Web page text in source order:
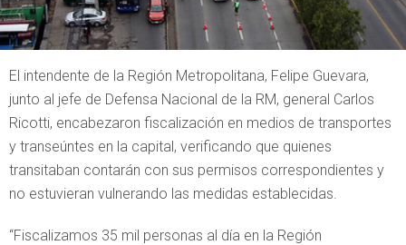
El intendente de la Región Metropolitana, Felipe Guevara,
junto al jefe de Defensa Nacional de la RM, general Carlos
Ricotti, encabezaron fiscalización en medios de transportes
y transeúntes en la capital, verificando que quienes
transitaban contarán con sus permisos correspondientes y
no estuvieran vulnerando las medidas establecidas.
“Fiscalizamos 35 mil personas al día en la Región